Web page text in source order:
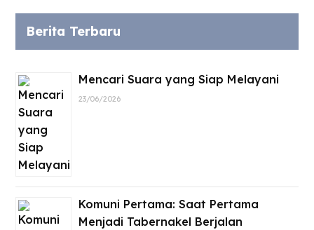
Berita Terbaru
Mencari Suara yang Siap Melayani
23/06/2026
Komuni Pertama: Saat Pertama
Menjadi Tabernakel Berjalan